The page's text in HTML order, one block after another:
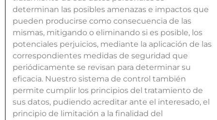
determinan las posibles amenazas e impactos que
pueden producirse como consecuencia de las
mismas, mitigando o eliminando si es posible, los
potenciales perjuicios, mediante la aplicación de las
correspondientes medidas de seguridad que
periódicamente se revisan para determinar su
eficacia. Nuestro sistema de control también
permite cumplir los principios del tratamiento de
sus datos, pudiendo acreditar ante el interesado, el
principio de limitación a la finalidad del